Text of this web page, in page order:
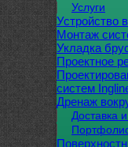
Услуги
Устройство
Монтаж
Укладка
Проектное
систем
Дренаж
Доставка